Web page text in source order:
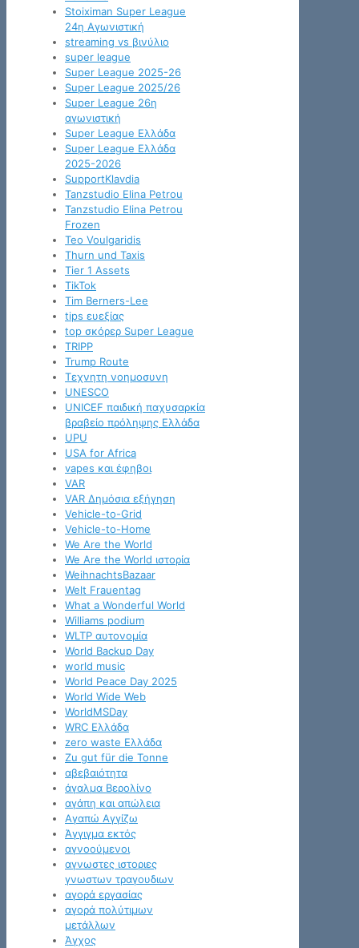
Stoiximan Super League
24η Αγωνιστική
streaming vs βινύλιο
super league
Super League 2025-26
Super League 2025/26
Super League 26η
αγωνιστική
Super League Ελλάδα
Super League Ελλάδα
2025-2026
SupportKlavdia
Tanzstudio Elina Petrou
Tanzstudio Elina Petrou
Frozen
Teo Voulgaridis
Thurn und Taxis
Tier 1 Assets
TikTok
Tim Berners-Lee
tips ευεξίας
top σκόρερ Super League
TRIPP
Trump Route
Tεχνητη νοημοσυνη
UNESCO
UNICEF παιδική παχυσαρκία
βραβείο πρόληψης Ελλάδα
UPU
USA for Africa
vapes και έφηβοι
VAR
VAR Δημόσια εξήγηση
Vehicle-to-Grid
Vehicle-to-Home
We Are the World
We Are the World ιστορία
WeihnachtsBazaar
Welt Frauentag
What a Wonderful World
Williams podium
WLTP αυτονομία
World Backup Day
world music
World Peace Day 2025
World Wide Web
WorldMSDay
WRC Ελλάδα
zero waste Ελλάδα
Zu gut für die Tonne
αβεβαιότητα
άγαλμα Βερολίνο
αγάπη και απώλεια
Αγαπώ Αγγίζω
Άγγιγμα εκτός
αγνοούμενοι
αγνωστες ιστοριες
γνωστων τραγουδιων
αγορά εργασίας
αγορά πολύτιμων
μετάλλων
Άγχος